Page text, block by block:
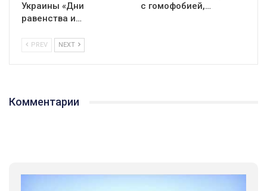
Украины «Дни
равенства и…
с гомофобией,…
PREV NEXT
Комментарии